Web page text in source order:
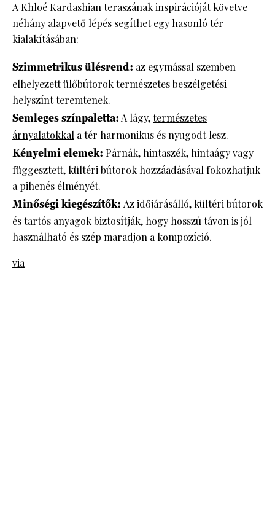
A Khloé Kardashian teraszának inspirációját követve
néhány alapvető lépés segíthet egy hasonló tér
kialakításában:
Szimmetrikus ülésrend: az egymással szemben
elhelyezett ülőbútorok természetes beszélgetési
helyszínt teremtenek.
Semleges színpaletta:A lágy,természetes
árnyalatokkal a tér harmonikus és nyugodt lesz.
Kényelmi elemek: Párnák, hintaszék, hintaágy vagy
függesztett, kültéri bútorok hozzáadásával fokozhatjuk
a pihenés élményét.
Minőségi kiegészítők: Az időjárásálló, kültéri bútorok
és tartós anyagok biztosítják, hogy hosszú távon is jól
használható és szép maradjon a kompozíció.
via